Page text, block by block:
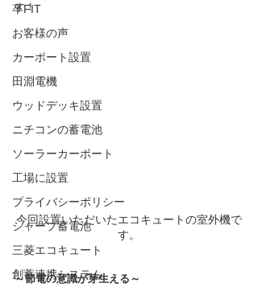
卒FIT
お客様の声
カーポート設置
田淵電機
ウッドデッキ設置
ニチコンの蓄電池
ソーラーカーポート
工場に設置
プライバシーポリシー
シャープ蓄電池
三菱エコキュート
創蓄連携システム
す！
今回設置いただいたエコキュートの室外機で
す。
～節電の意識が芽生える～